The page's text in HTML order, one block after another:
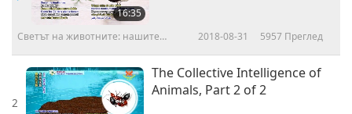
16:35
Светът на животните: нашите
2018-08-31 5957 Преглед
2
The Collective Intelligence of
Animals, Part 2 of 2